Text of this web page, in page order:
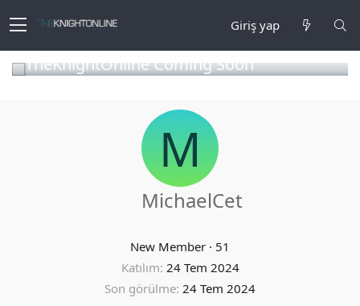
Giriş yap
TheKnightOnline Coming Soon
M
MichaelCet
New Member · 51
Katılım 24 Tem 2024
Son görülme 24 Tem 2024